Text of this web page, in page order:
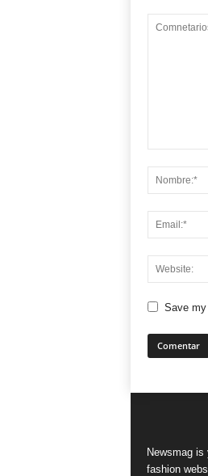
Save
Newsmag
fashion